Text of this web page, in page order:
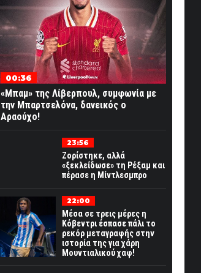
00:36
«Μπαμ» της Λίβερπουλ, συμφωνία με
την Μπαρτσελόνα, δανεικός ο
Αραούχο!
23:56
Ζορίστηκε, αλλά
«ξεκλείδωσε» τη Ρέξαμ και
πέρασε η Μίντλεσμπρο
22:00
Μέσα σε τρεις μέρες η
Κόβεντρι έσπασε πάλι το
ρεκόρ μεταγραφής στην
ιστορία της για χάρη
Μουντιαλικού χαφ!